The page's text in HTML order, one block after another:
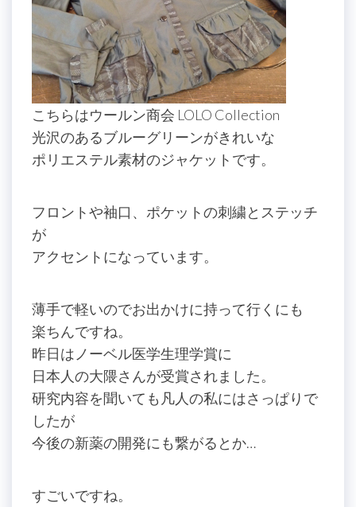
こちらはウールン商会 LOLO Collection
光沢のあるブルーグリーンがきれいな
ポリエステル素材のジャケットです。
フロントや袖口、ポケットの刺繍とステッチ
が
アクセントになっています。
薄手で軽いのでお出かけに持って行くにも
楽ちんですね。
昨日はノーベル医学生理学賞に
日本人の大隈さんが受賞されました。
研究内容を聞いても凡人の私にはさっぱりで
したが
今後の新薬の開発にも繋がるとか…
すごいですね。